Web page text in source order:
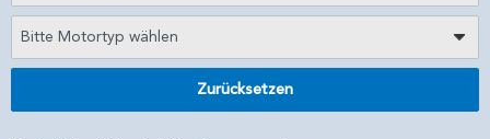
Bitte Motortyp wählen
Zurücksetzen